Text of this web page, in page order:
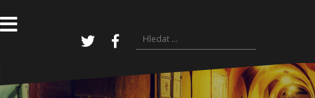
k
obsahu
TwitterFacebook
Vyhledávání